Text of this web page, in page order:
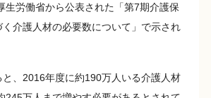
生労働省から公表された「第7期介護保
く介護人材の必要数について」で示され
と、2016年度に約190万人いる介護人材